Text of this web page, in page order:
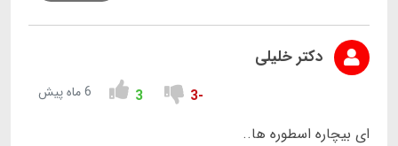
دکتر خلیلی
-3
3 6 ماه پیش
ای بیچاره اسطوره ها..